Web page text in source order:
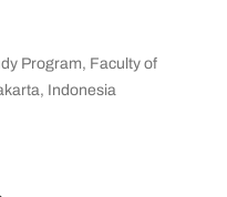
Program, Faculty of
Indonesia